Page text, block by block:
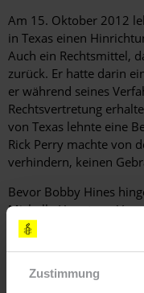
Zustimmung
Am 15. Oktober 2012
in Texas einen
Auch ein Rechtsmittel,
zurück. Er hatte darin
er während seines
Rechtsvertretung
von Texas lehnte eine
Rick Perry machte von
verhindern, keinen
Bevor Bobby Hines
Michelle Haupt um
euch allen einen ganz
wünschte ich könnte
nicht geht. Ich